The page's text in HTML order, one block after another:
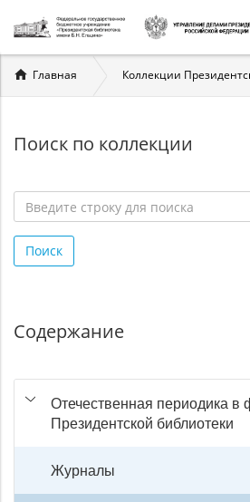
Вы
здесь
Главная Коллекции
Поиск по коллекции
строку
для
Поиск
Содержание
Отечественная периодика в
Президентской библиотеки
Журналы